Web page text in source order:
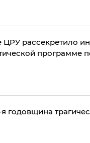
ЦРУ рассекретило
программе
я годовщина